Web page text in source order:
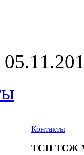
Контакты
ТСН ТСЖ